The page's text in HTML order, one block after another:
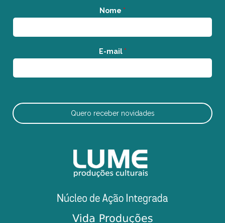
Nome *
E-mail *
Quero receber novidades